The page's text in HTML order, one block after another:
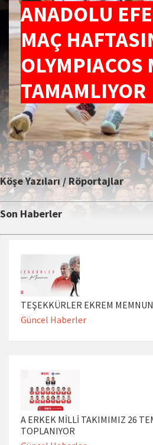
ANADOLU
MAÇ
OLYMPIACOS
TAMAMLIYOR
Köşe Yazıları / Röportajlar
Son Haberler
TEŞEKKÜRLER EKREM MEMNUN
Güncel Haberler
A ERKEK MİLLİ TAKIMIMIZ 26
TOPLANIYOR